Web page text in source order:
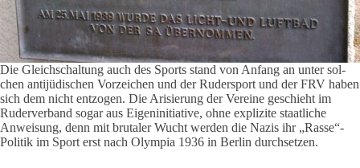
Die Gleich­schal­tung auch des Sports stand von Anfang an unter sol­
chen anti­jü­di­schen Vor­zei­chen und der Ruder­sport und der FRV haben
sich dem nicht ent­zogen. Die Ari­sie­rung der Ver­eine geschieht im
Ruder­ver­band sogar aus Eigen­in­itia­tive, ohne expli­zite staat­liche
Anwei­sung, denn mit bru­taler Wucht werden die Nazis ihr „Rasse“-
Politik im Sport erst nach Olympia 1936 in Berlin durch­setzen.